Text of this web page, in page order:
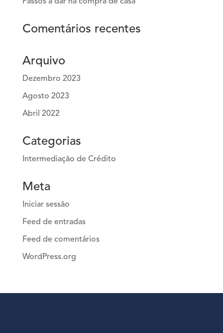
Comentários recentes
Arquivo
Dezembro 2023
Agosto 2023
Abril 2022
Categorias
Intermediação de Crédito
Meta
Iniciar sessão
Feed de entradas
Feed de comentários
WordPress.org